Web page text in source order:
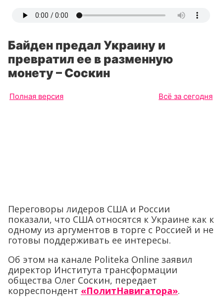
Байден предал Украину и
превратил ее в разменную
монету – Соскин
Полная версия Всё за сегодня
Переговоры лидеров США и России
показали, что США относятся к Украине как к
одному из аргументов в торге с Россией и не
готовы поддерживать ее интересы.
Об этом на канале Politeka Online заявил
директор Института трансформации
общества Олег Соскин, передает
корреспондент «ПолитНавигатора».